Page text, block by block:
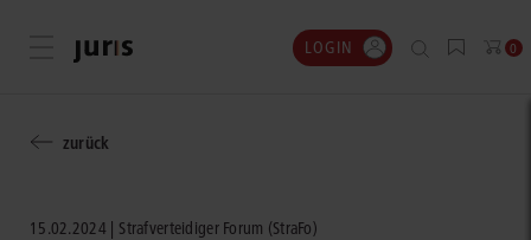
Menü öffnen LOGIN 0
zurück
15.02.2024 Strafverteidiger Forum (StraFo)